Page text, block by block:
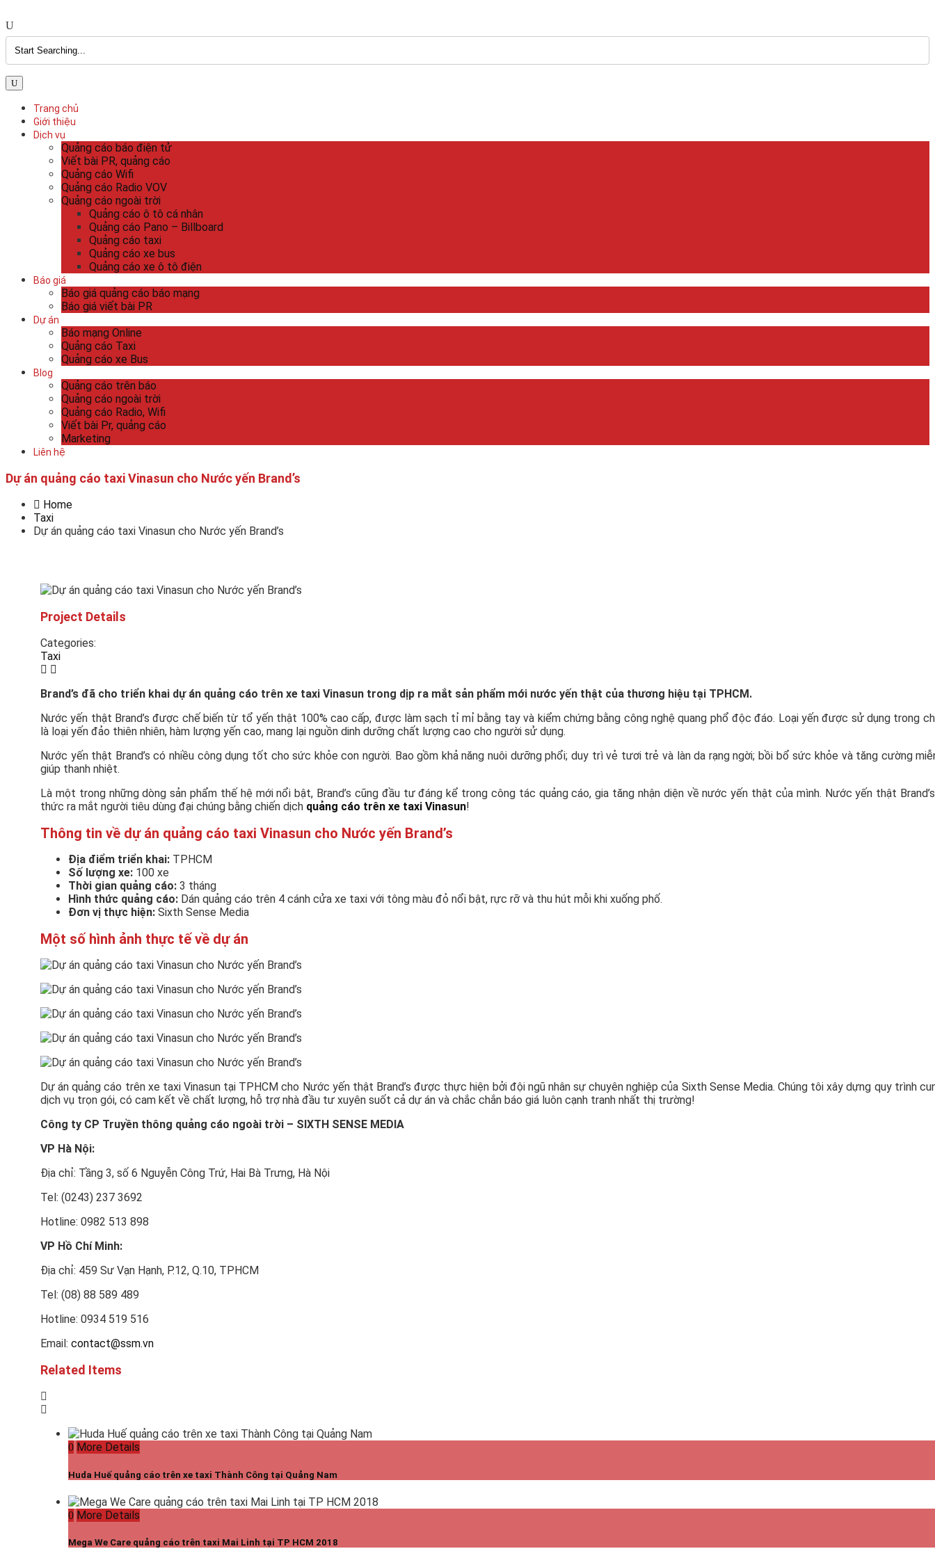
Trang chủ
Giới thiệu
Dịch vụ
Quảng cáo báo điện tử
Viết bài PR, quảng cáo
Quảng cáo Wifi
Quảng cáo Radio VOV
Quảng cáo ngoài trời
Quảng cáo ô tô cá nhân
Quảng cáo Pano – Billboard
Quảng cáo taxi
Quảng cáo xe bus
Quảng cáo xe ô tô điện
Báo giá
Báo giá quảng cáo báo mạng
Báo giá viết bài PR
Dự án
Báo mạng Online
Quảng cáo Taxi
Quảng cáo xe Bus
Blog
Quảng cáo trên báo
Quảng cáo ngoài trời
Quảng cáo Radio, Wifi
Viết bài Pr, quảng cáo
Marketing
Liên hệ
Dự án quảng cáo taxi Vinasun cho Nước yến Brand’s
Home
Taxi
Dự án quảng cáo taxi Vinasun cho Nước yến Brand’s
Project Details
Categories:
Taxi
Brand’s đã cho triển khai dự án quảng cáo trên xe taxi Vinasun trong dịp ra mắt sản phẩm mới nước yến thật của thương hiệu tại TPHCM.
Nước yến thật Brand’s được chế biến từ tổ yến thật 100% cao cấp, được làm sạch tỉ mỉ bằng tay và kiểm chứng bằng công nghệ quang phổ độc đáo. Loại yến được sử dụng trong
là loại yến đảo thiên nhiên, hàm lượng yến cao, mang lại nguồn dinh dưỡng chất lượng cao cho người sử dụng.
Nước yến thật Brand’s có nhiều công dụng tốt cho sức khỏe con người. Bao gồm khả năng nuôi dưỡng phổi; duy trì vẻ tươi trẻ và làn da rạng ngời; bồi bổ sức khỏe và tăng cường
giúp thanh nhiệt.
Là một trong những dòng sản phẩm thế hệ mới nổi bật, Brand’s cũng đầu tư đáng kể trong công tác quảng cáo, gia tăng nhận diện về nước yến thật của mình. Nước yến thật
thức ra mắt người tiêu dùng đại chúng bằng chiến dịch quảng cáo trên xe taxi Vinasun!
Thông tin về dự án quảng cáo taxi Vinasun cho Nước yến Brand’s
Địa điểm triển khai: TPHCM
Số lượng xe: 100 xe
Thời gian quảng cáo: 3 tháng
Hình thức quảng cáo: Dán quảng cáo trên 4 cánh cửa xe taxi với tông màu đỏ nổi bật, rực rỡ và thu hút mỗi khi xuống phố.
Đơn vị thực hiện: Sixth Sense Media
Một số hình ảnh thực tế về dự án
Dự án quảng cáo trên xe taxi Vinasun tại TPHCM cho Nước yến thật Brand’s được thực hiện bởi đội ngũ nhân sự chuyên nghiệp của Sixth Sense Media. Chúng tôi xây dựng quy trình
dịch vụ trọn gói, có cam kết về chất lượng, hỗ trợ nhà đầu tư xuyên suốt cả dự án và chắc chắn báo giá luôn cạnh tranh nhất thị trường!
Công ty CP Truyền thông quảng cáo ngoài trời – SIXTH SENSE MEDIA
VP Hà Nội:
Địa chỉ: Tầng 3, số 6 Nguyễn Công Trứ, Hai Bà Trưng, Hà Nội
Tel: (0243) 237 3692
Hotline: 0982 513 898
VP Hồ Chí Minh:
Địa chỉ: 459 Sư Vạn Hạnh, P.12, Q.10, TPHCM
Tel: (08) 88 589 489
Hotline: 0934 519 516
Email: contact@ssm.vn
Related Items
More Details
Huda Huế quảng cáo trên xe taxi Thành Công tại Quảng Nam
More Details
Mega We Care quảng cáo trên taxi Mai Linh tại TP HCM 2018